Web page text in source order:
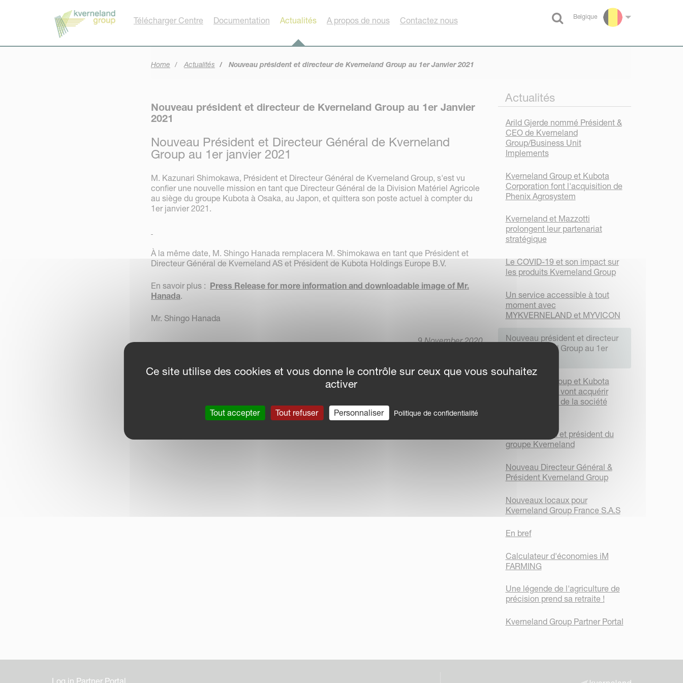
Belgique
Select language
Télécharger Centre Documentation Actualités A propos de nous Contactez nous
Home Actualités Nouveau président et directeur de Kverneland Group au 1er Janvier 2021
Nouveau président et directeur de Kverneland Group au 1er Janvier
2021
Nouveau Président et Directeur Général de Kverneland
Group au 1er janvier 2021
M. Kazunari Shimokawa, Président et Directeur Général de Kverneland Group, s'est vu
confier une nouvelle mission en tant que Directeur Général de la Division Matériel Agricole
au siège du groupe Kubota à Osaka, au Japon, et quittera son poste actuel à compter du
1er janvier 2021.
À la même date, M. Shingo Hanada remplacera M. Shimokawa en tant que Président et
Directeur Général de Kverneland AS et Président de Kubota Holdings Europe B.V.
En savoir plus : Press Release for more information and downloadable image of Mr.
Hanada.
Mr. Shingo Hanada
9 November 2020
Actualités
Arild Gjerde nommé Président &
CEO de Kverneland
Group/Business Unit
Implements
Kverneland Group et Kubota
Corporation font l'acquisition de
Phenix Agrosystem
Kverneland et Mazzotti
prolongent leur partenariat
stratégique
Le COVID-19 et son impact sur
les produits Kverneland Group
Un service accessible à tout
moment avec
MYKVERNELAND et MYVICON
Nouveau président et directeur
de Kverneland Group au 1er
Kverneland Group et Kubota
investissent et vont acquérir
80% des parts de la société
Nouveau PDG et président du
groupe Kverneland
Nouveau Directeur Général &
Président Kverneland Group
Nouveaux locaux pour
Kverneland Group France S.A.S
En bref
Calculateur d'économies iM
FARMING
Une légende de l'agriculture de
précision prend sa retraite !
Kverneland Group Partner Portal
Log in Partner Portal
Ce site utilise des cookies et vous donne le contrôle sur ceux que vous souhaitez
activer
Tout accepter Tout refuser Personnaliser Politique de confidentialité